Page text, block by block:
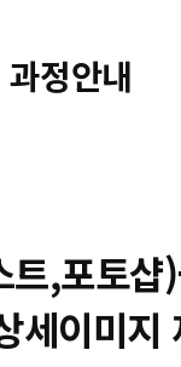
정안내
,포토샵
세이미지